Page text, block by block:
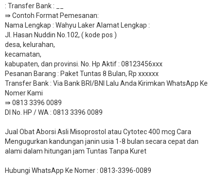
: Transfer Bank : __
​⇛ Contoh Format Pemesanan:
Nama Lengkap : Wahyu Laker Alamat Lengkap :
Jl. Hasan Nuddin No.102, ( kode pos )
desa, kelurahan,
kecamatan,
kabupaten, dan provinsi. No. Hp Aktif : 08123456xxx
Pesanan Barang : Paket Tuntas 8 Bulan, Rp xxxxxx
​Transfer Bank : Via Bank BRI/BNI Lalu Anda Kirimkan WhatsApp Ke
Nomer Kami
⇛ 0813 3396 0089
DI No. HP / WA : 0813 3396 0089
Jual Obat Aborsi Asli Misoprostol atau Cytotec 400 mcg Cara
Mengugurkan kandungan janin usia 1-8 bulan secara cepat dan
alami dalam hitungan jam Tuntas Tanpa Kuret
Hubungi WhatsApp Ke Nomer : 0813-3396-0089​